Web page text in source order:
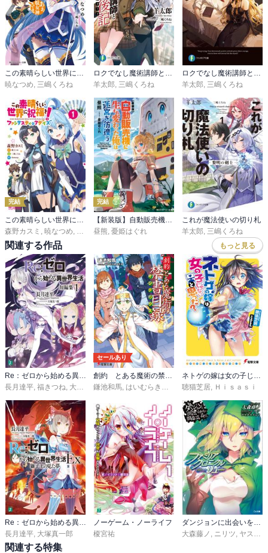
この素晴らしい世界に祝福を！
暁なつめ, 三嶋くろね
ロクでなし魔術講師と福音後記
羊太郎, 三嶋くろね
ロクでなし魔術講師と追想日誌
羊太郎, 三嶋くろね
完結
森野カスミ
暁なつめ 三嶋くろね,Sumzap
完結
昼熊 憂姫はぐれ
これが魔法使いの切り札
羊太郎 三嶋くろね
関連する作品 もっと見る
Re：ゼロから始める異世界生活 短編集
長月達平, 福きつね, 大塚真一郎
セールあり
創約 とある魔術の禁書目録
鎌池和馬, はいむらきよたか
ネトゲの嫁は女の子じゃないと思った?
聴猫芝居, Ｈｉｓａｓｉ
長月達平 大塚真一郎
ノーゲーム・ノーライフ
榎宮祐
大森藤ノ
ニリツ ヤスダスズヒト
関連する特集